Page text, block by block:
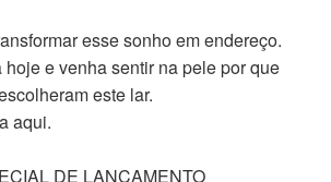
esse sonho em endereço.
e venha sentir na pele por que
este lar.
aqui.
DE LANÇAMENTO